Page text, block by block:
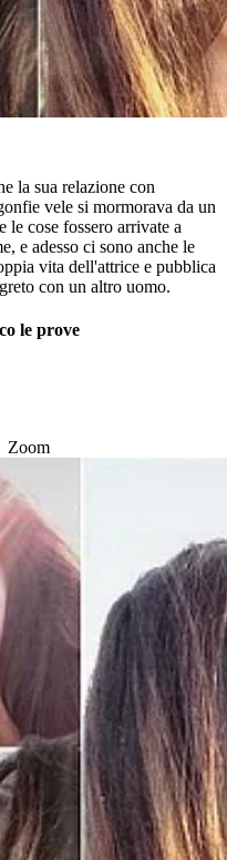
la sua relazione con
vele si mormorava da un
le cose fossero arrivate a
e adesso ci sono anche le
vita dell'attrice e pubblica
con un altro uomo.
le prove
Zoom